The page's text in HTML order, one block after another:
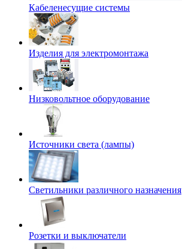
Кабеленесущие системы
Изделия для электромонтажа
Низковольтное оборудование
Источники света (лампы)
Светильники различного назначения
Розетки и выключатели